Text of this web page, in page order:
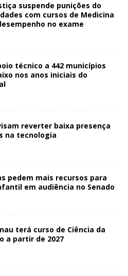
suspende punições do
com cursos de Medicina
no exame
técnico a 442 municípios
nos anos iniciais do
reverter baixa presença
na tecnologia
pedem mais recursos para
em audiência no Senado
terá curso de Ciência da
a partir de 2027